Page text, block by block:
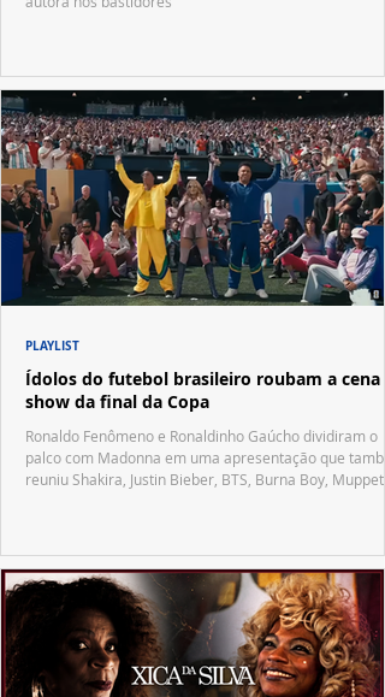
Ídolos do futebol brasileiro roubam a cena
show da final da Copa
Ronaldo Fenômeno e Ronaldinho Gaúcho dividiram o
palco com Madonna em uma apresentação que
reuniu Shakira, Justin Bieber, BTS, Burna Boy, Muppets,
PLAYLIST